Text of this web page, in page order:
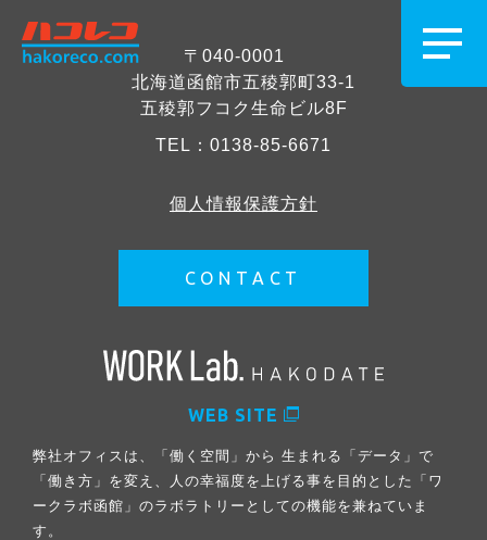
〒040-0001
北海道函館市五稜郭町33-1
五稜郭フコク生命ビル8F
TEL： 0138-85-6671
個人情報保護方針
CONTACT
WEB SITE
弊社オフィスは、「働く空間」から 生まれる「データ」で
「働き方」を変え、人の幸福度を上げる事を目的とした「ワ
ークラボ函館」のラボラトリーとしての機能を兼ねていま
す。